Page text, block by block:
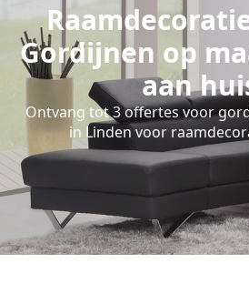
Gordijnen op
aan
Ontvang tot 3 offertes voor
in Linden voor